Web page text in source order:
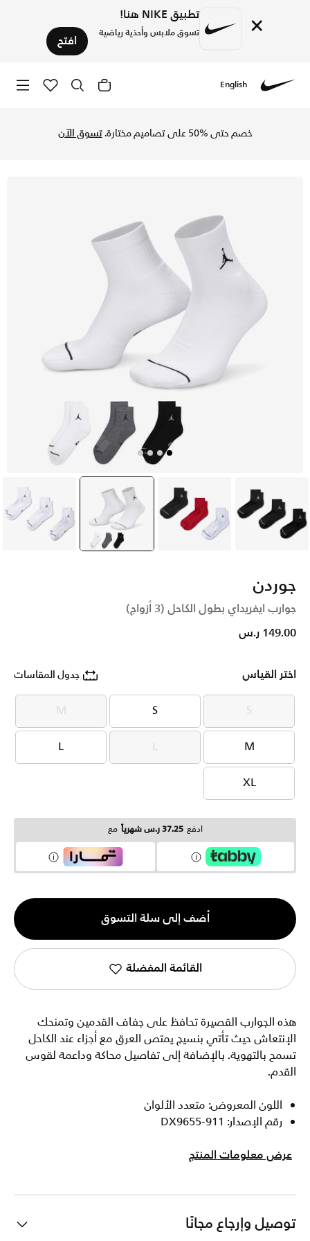
× تطبيق NIKE هنا!
تسوق ملابس وأحذية رياضية افتح
English
خصم حتى %50 على تصاميم مختارة. تسوق الآن
أسود متعدد selected
متعدد أبيض
جوردن
جوارب ايفريداي بطول الكاحل (3 أزواج)
149.00 ر.س
اختر القياس جدول المقاسات
S
S
S
S
M
M
M
M
L
L
L
L
XL
XL
ادفع 37.25 ر.س شهرياً مع
الكمية
1
أضف إلى سلة التسوق
القائمة المفضلة
هذه الجوارب القصيرة تحافظ على جفاف القدمين وتمنحك
الإنتعاش حيث تأتي بنسيج يمتص العرق مع أجزاء عند الكاحل
تسمح بالتهوية. بالإضافة إلى تفاصيل محاكة وداعمة لقوس
القدم.
اللون المعروض: متعدد الألوان
رقم الإصدار: DX9655-911
عرض معلومات المنتج
توصيل وإرجاع مجانًا